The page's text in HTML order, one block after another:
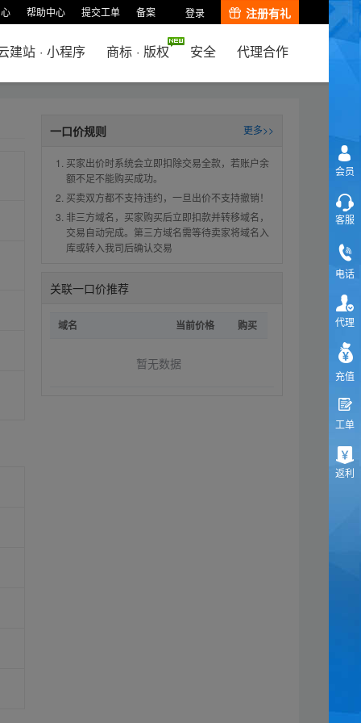
帮助中心 提交工单 备案 登录 注册有礼
建站 · 小程序 商标 · 版权 安全 代理合作
一口价规则 更多>>
买家出价时系统会立即扣除交易全款，若账户余
额不足不能购买成功。
买卖双方都不支持违约，一旦出价不支持撤销！
非三方域名，买家购买后立即扣款并转移域名，
交易自动完成。第三方域名需等待卖家将域名入
库或转入我司后确认交易
关联一口价推荐
域名 当前价格 购买
暂无数据
会员
客服
电话
代理
充值
工单
返利